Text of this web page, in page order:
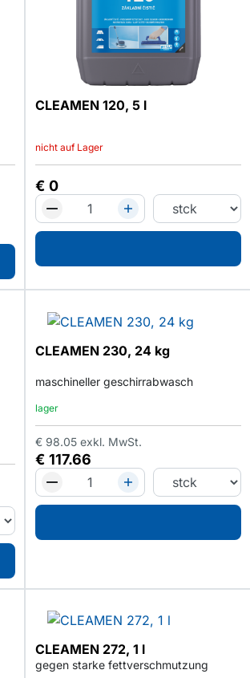
CLEAMEN 120, 5 l
nicht auf Lager
€ 0
CLEAMEN 230, 24 kg
maschineller geschirrabwasch
lager
€ 117.66
€ 98.05 exkl. MwSt.
CLEAMEN 272, 1 l
gegen starke fettverschmutzung